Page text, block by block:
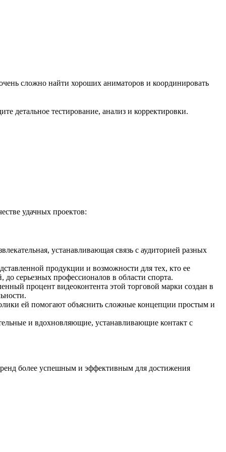
сложно найти хороших аниматоров и координировать
детальное тестирование, анализ и корректировки.
удачных проектов:
устанавливающая связь с аудиторией разных
продукции и возможности для тех, кто ее
серьезных профессионалов в области спорта.
процент видеоконтента этой торговой марки создан в
ей помогают объяснить сложные концепции простым и
и вдохновляющие, устанавливающие контакт с
более успешным и эффективным для достижения